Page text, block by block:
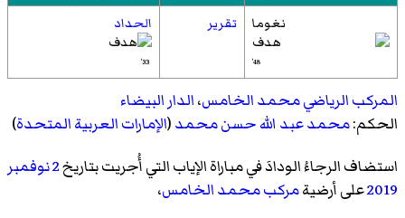
نغوما
48'
تقرير الحداد
33'
المركب الرياضي محمد الخامس،الدار البيضاء
الحكم:محمد عبد الله حسن محمد(الإمارات العربية المتحدة)
استضاف الرجاءُ الودادَ في مباراة الإياب التي أُجريت بتاريخ2 نوفمبر
2019على أرضيةمركب محمد الخامس،